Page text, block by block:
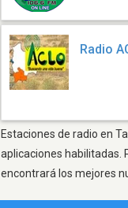
Radio
Estaciones de radio en
aplicaciones habilitadas.
encontrará los mejores